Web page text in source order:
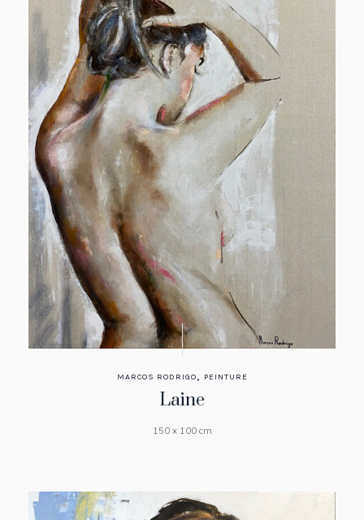
MARCOS RODRIGO, PEINTURE
Laine
150 x 100 cm